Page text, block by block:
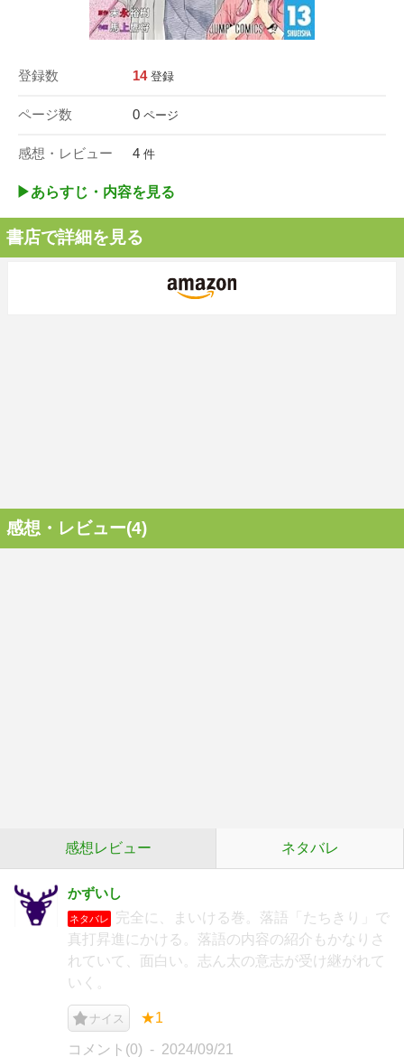
登録数 14 登録
ページ数 0 ページ
感想・レビュー 4 件
▶︎あらすじ・内容を見る
書店で詳細を見る
感想・レビュー(4)
感想レビュー ネタバレ
かずいし
ネタバレ
完全に、まいける巻。落語「たちきり」で
真打昇進にかける。落語の内容の紹介もかなりさ
れていて、面白い。志ん太の意志が受け継がれて
いく。
ナイス ★1
コメント(0) 2024/09/21